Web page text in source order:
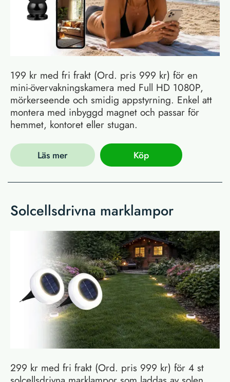
199 kr med fri frakt (Ord. pris 999 kr) för en
mini-övervakningskamera med Full HD 1080P,
mörkerseende och smidig appstyrning. Enkel att
montera med inbyggd magnet och passar för
hemmet, kontoret eller stugan.
Läs mer Köp
Solcellsdrivna marklampor
299 kr med fri frakt (Ord. pris 999 kr) för 4 st